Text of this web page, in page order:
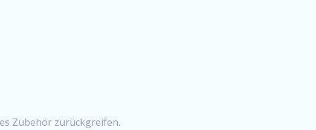
Zubehör zurückgreifen.